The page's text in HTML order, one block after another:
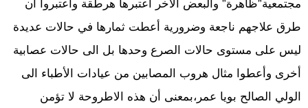
مجتمعية”ظاهرة” والبعض الآخر اعتبرها هرطقة واعتبروا ان
طرق علاجهم ناجعة وضرورية أعطت ثمارها في حالات عديدة
ليس على مستوى حالات الصرع وحدها بل الى حالات عصابية
أخرى وأعطوا مثال هروب المصابين من عيادات الأطباء الى
الولي الصالح بويا عمر،بمعنى أن هذه الاطروحة لا تؤمن